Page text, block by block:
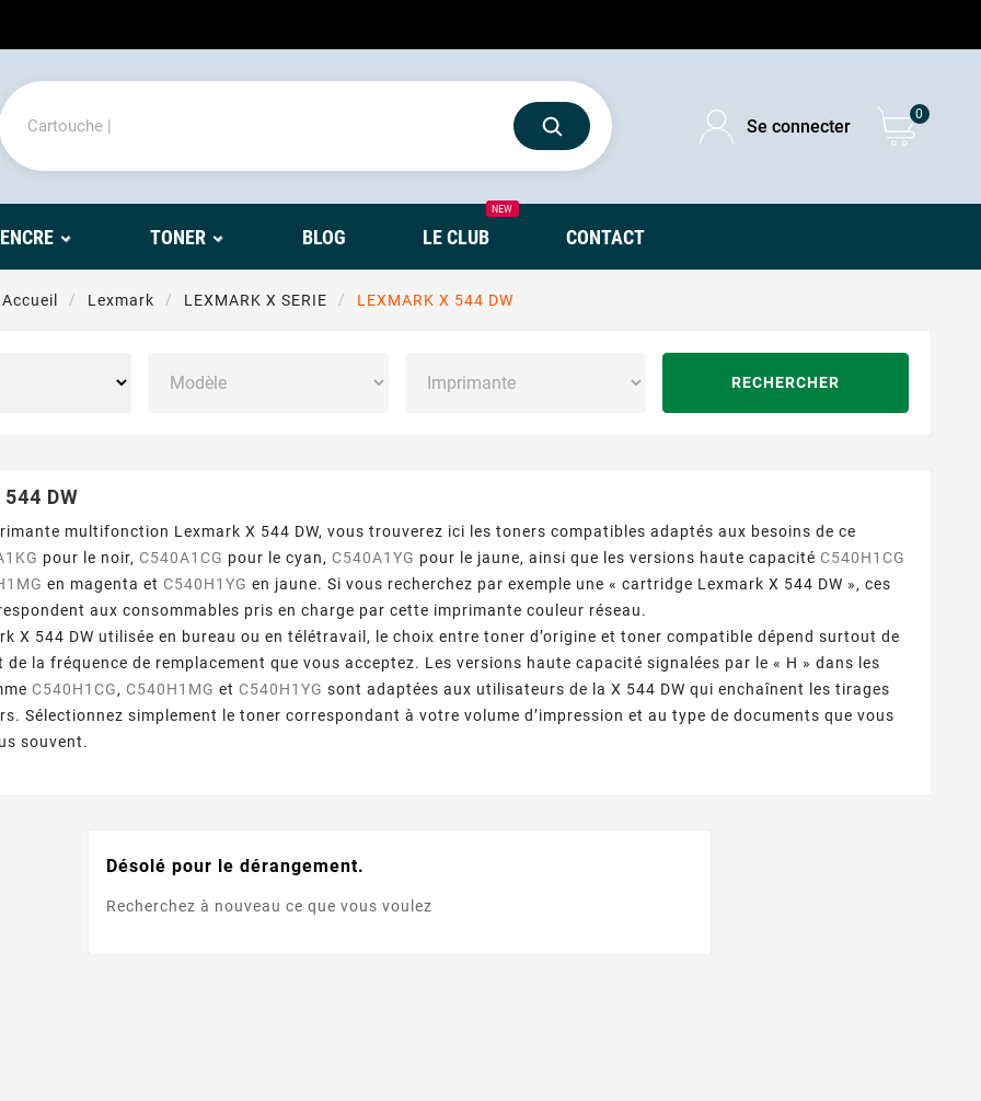
Se connecter
0
TONER BLOG LE CLUB
NEW
CONTACT
Accueil Lexmark LEXMARK X SERIE LEXMARK X 544 DW
RECHERCHER
544 DW
multifonction Lexmark X 544 DW, vous trouverez ici les toners compatibles adaptés aux besoins de ce
pour le noir,C540A1CG pour le cyan,C540A1YG pour le jaune, ainsi que les versions haute capacitéC540H1CG
en magenta etC540H1YG en jaune. Si vous recherchez par exemple une « cartridge Lexmark X 544 DW », ces
aux consommables pris en charge par cette imprimante couleur réseau.
X 544 DW utilisée en bureau ou en télétravail, le choix entre toner d’origine et toner compatible dépend surtout de
de la fréquence de remplacement que vous acceptez. Les versions haute capacité signalées par le « H » dans les
C540H1CG,C540H1MG etC540H1YG sont adaptées aux utilisateurs de la X 544 DW qui enchaînent les tirages
Sélectionnez simplement le toner correspondant à votre volume d’impression et au type de documents que vous
souvent.
Désolé pour le dérangement.
Recherchez à nouveau ce que vous voulez